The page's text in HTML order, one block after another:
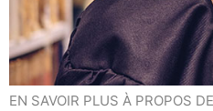
EN SAVOIR PLUS À PROPOS